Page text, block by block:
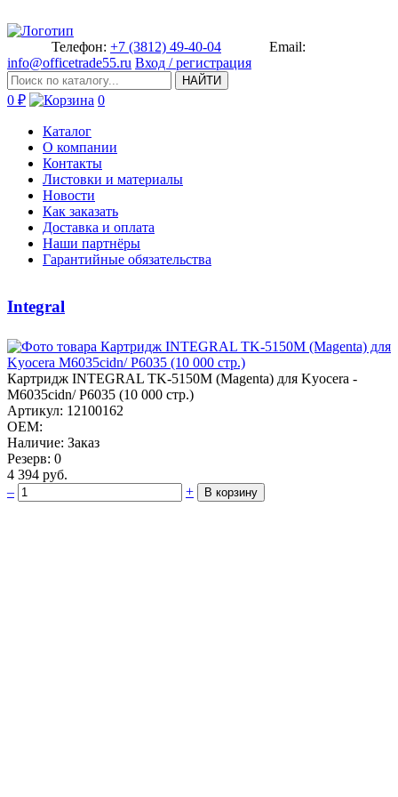
Телефон: +7 (3812) 49-40-04
Email:
info@officetrade55.ru Вход / регистрация
НАЙТИ
0 ₽ 0
Каталог
О компании
Контакты
Листовки и материалы
Новости
Как заказать
Доставка и оплата
Наши партнёры
Гарантийные обязательства
Integral
Картридж INTEGRAL T­K-5150M (Magenta) для Kyocera ­
M6035cidn/ P6035 (10 000 стр.)­
Артикул: 12100162
OEM:
Наличие: Заказ
Резерв: 0
4 394 руб.
–
+ В корзину